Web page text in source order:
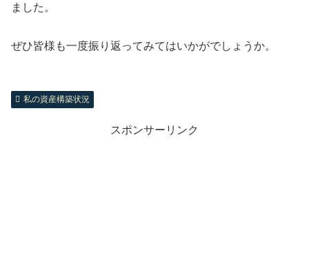
ました。
ぜひ皆様も一度振り返ってみてはいかがでしょうか。
私の資産構築状況
スポンサーリンク